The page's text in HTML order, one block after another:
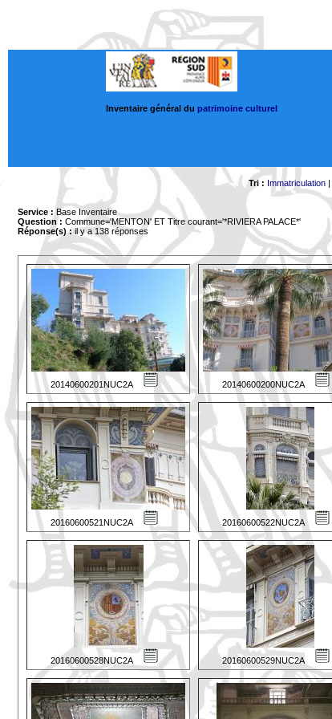
Inventaire général du patrimoine culturel
Tri : Immatriculation|
Service : Base Inventaire
Question : Commune='MENTON' ET Titre courant='*RIVIERA PALACE*'
Réponse(s) :il y a 138 réponses
20140600201NUC2A 20140600200NUC2A
20160600521NUC2A 20160600522NUC2A
20160600528NUC2A 20160600529NUC2A